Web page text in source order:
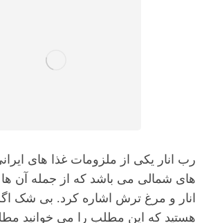
رب انار یکی از ملزومات غذا های
های شمالی می باشد که از جمله آن
انار و مرغ ترش اشاره کرد. بی شک
هستید که این مطلب را می خوانید